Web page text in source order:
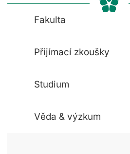
Fakulta
Přijímací zkoušky
Studium
Věda & výzkum